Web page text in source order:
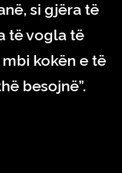
si gjëra të
të vogla të
kokën e të
besojnë”.